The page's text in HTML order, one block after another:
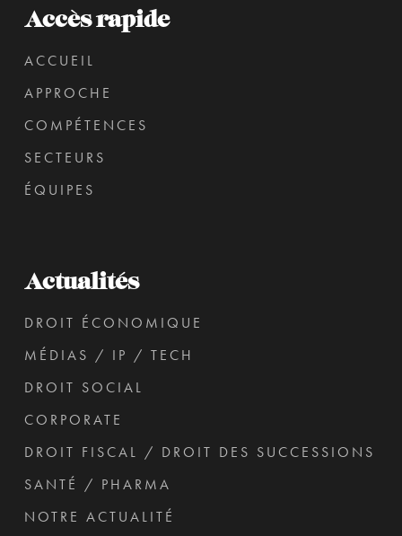
Accès rapide
ACCUEIL
APPROCHE
COMPÉTENCES
SECTEURS
ÉQUIPES
Actualités
DROIT ÉCONOMIQUE
MÉDIAS / IP / TECH
DROIT SOCIAL
CORPORATE
DROIT FISCAL / DROIT DES SUCCESSIONS
SANTÉ / PHARMA
NOTRE ACTUALITÉ